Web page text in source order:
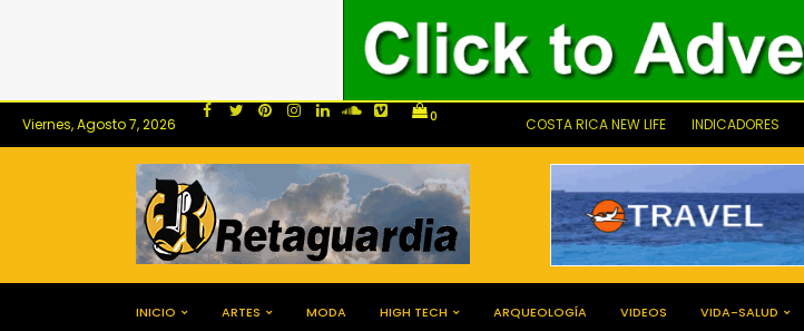
Viernes, Agosto 7, 2026 0 COSTA RICA NEW LIFE INDICADORES
INICIO ARTES MODA HIGH TECH ARQUEOLOGÍA VIDEOS VIDA-SALUD